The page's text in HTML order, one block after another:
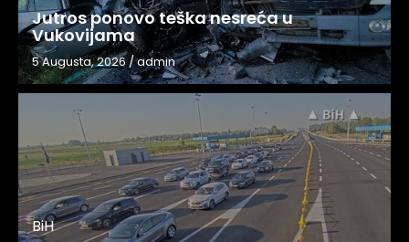
Jutros ponovo teška nesreća u
Vukovijama
5 Augusta, 2026/admin
BiH